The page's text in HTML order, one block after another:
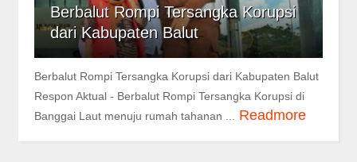
Berbalut Rompi Tersangka Korupsi
dari Kabupaten Balut
Berbalut Rompi Tersangka Korupsi dari Kabupaten Balut
Respon Aktual - Berbalut Rompi Tersangka Korupsi di
Banggai Laut menuju rumah tahanan ...
Readmore